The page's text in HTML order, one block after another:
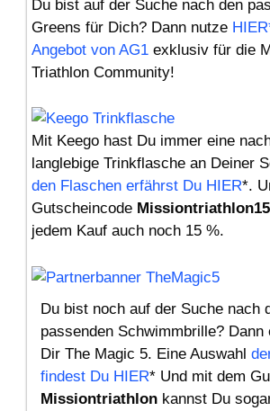
Du bist auf der Suche nach den
Greens für Dich? Dann nutze
Angebot von AG1 exklusiv für die
Triathlon Community!
Mit Keego hast Du immer eine
langlebige Trinkflasche an Deiner
den Flaschen erfährst Du HIER*.
Gutscheincode Missiontriathlon15
jedem Kauf auch noch 15 %.
Du bist noch auf der Suche nach
passenden Schwimmbrille? Dann
Dir The Magic 5. Eine Auswahl
findest Du HIER* Und mit dem
Missiontriathlon kannst Du